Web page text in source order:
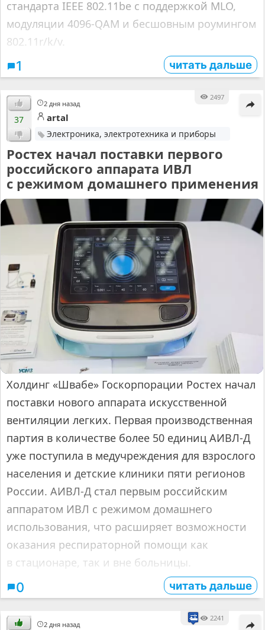
стандарта IEEE 802.11be с поддержкой MLO,
модуляции 4096‑QAM и бесшовным роумингом
802.11r/k/v.
1 читать дальше
2 дня назад
2497
37 artal
Электроника, электротехника и приборы
Ростех начал поставки первого
российского аппарата ИВЛ
с режимом домашнего применения
Холдинг «Швабе» Госкорпорации Ростех начал
поставки нового аппарата искусственной
вентиляции легких. Первая производственная
партия в количестве более 50 единиц АИВЛ-Д
уже поступила в медучреждения для взрослого
населения и детские клиники пяти регионов
России. АИВЛ-Д стал первым российским
аппаратом ИВЛ с режимом домашнего
использования, что расширяет возможности
оказания респираторной помощи как
в стационаре, так и вне больницы.
0 читать дальше
2 дня назад
2241